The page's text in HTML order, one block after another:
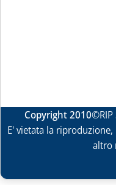
Copyright 2010©RIP
E' vietata la
altro